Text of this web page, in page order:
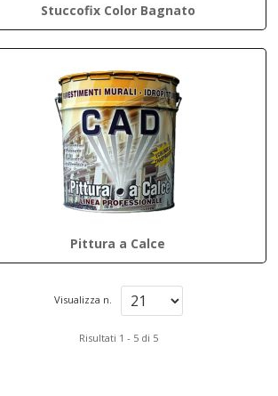
Stuccofix Color Bagnato
Pittura a Calce
Visualizza n.
Risultati 1 - 5 di 5